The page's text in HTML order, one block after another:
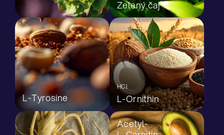
Zelený čaj
L-Tyrosine
HCl
L-Ornithin
Acetyl-